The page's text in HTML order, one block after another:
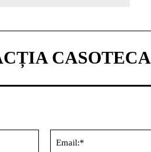
CASOTECA